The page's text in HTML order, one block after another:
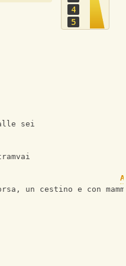
4
5
sei
A7
un cestino e con mammà